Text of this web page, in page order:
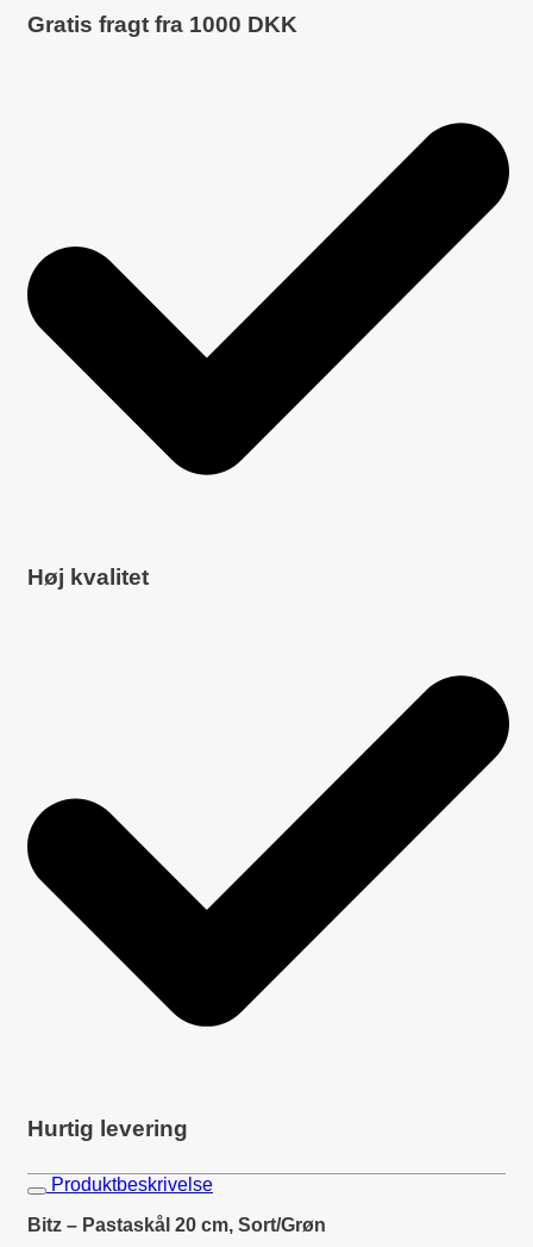
Gratis fragt fra 1000 DKK
Høj kvalitet
Hurtig levering
Produktbeskrivelse
Bitz – Pastaskål 20 cm, Sort/Grøn